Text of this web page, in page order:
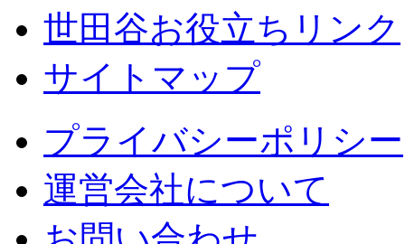
世田谷お役立ちリンク
サイトマップ
プライバシーポリシー
運営会社について